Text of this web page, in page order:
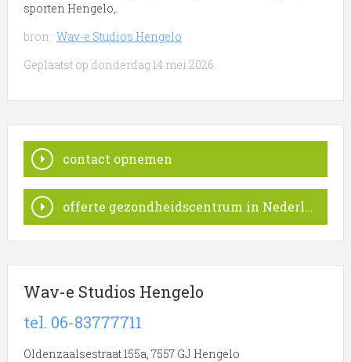
sporten Hengelo,.
bron : Wav-e Studios Hengelo
Geplaatst op donderdag 14 mei 2026.
contact opnemen
offerte gezondheidscentrum in Nederland
Wav-e Studios Hengelo
tel. 06-83777711
Oldenzaalsestraat 155a, 7557 GJ Hengelo